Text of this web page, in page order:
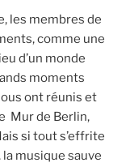
les membres de
comme une
d’un monde
moments
ont réunis et
Mur de Berlin,
si tout s’effrite
musique sauve